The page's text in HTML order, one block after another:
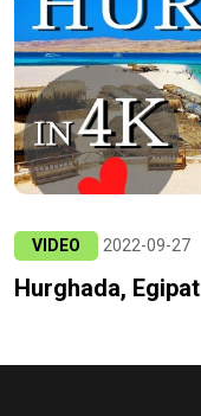
VIDEO 2022-09-27
Hurghada, Egipat